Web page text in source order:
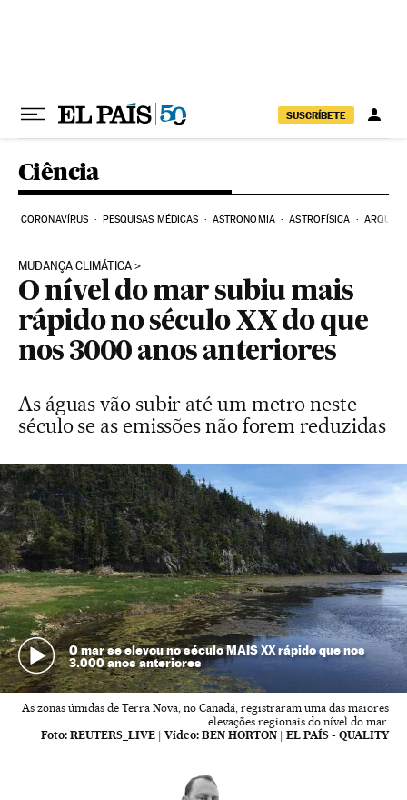
SUSCRÍBETE
Ciência
CORONAVÍRUS PESQUISAS MÉDICAS ASTRONOMIA ASTROFÍSICA
MUDANÇA CLIMÁTICA
O nível do mar subiu mais
rápido no século XX do que
nos 3000 anos anteriores
As águas vão subir até um metro neste
século se as emissões não forem reduzidas
O mar se elevou no século MAIS XX rápido que nos
3.000 anos anteriores
As zonas úmidas de Terra Nova, no Canadá, registraram uma das maiores
elevações regionais do nível do mar.
Foto: REUTERS_LIVE | Vídeo: BEN HORTON | EL PAÍS - QUALITY